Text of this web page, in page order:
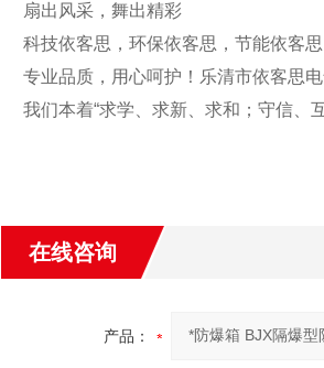
扇出风采，舞出精彩
科技依客思，环保依客思，节能依客思
专业品质，用心呵护！乐清市依客思
我们本着“求学、求新、求和；守信、
在线咨询
产品：